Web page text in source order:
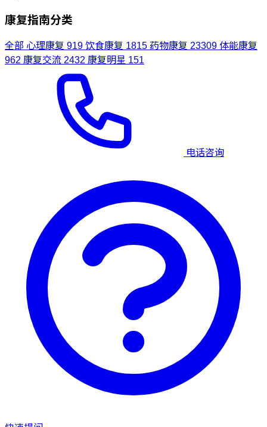
康复指南分类
全部 心理康复 919饮食康复 1815 药物康复 23309 体能康复
962康复交流2432康复明星 151
电话咨询